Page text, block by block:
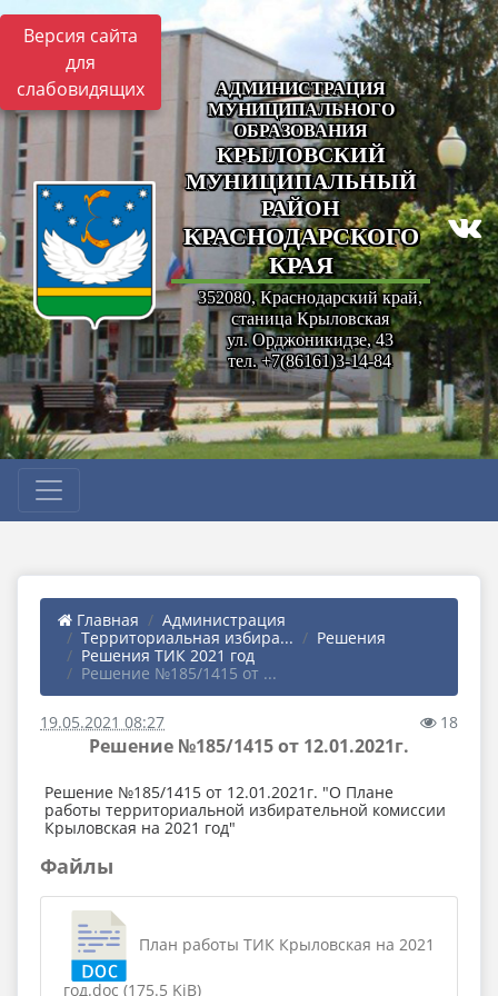
Версия сайта
для
слабовидящих
АДМИНИСТРАЦИЯ
МУНИЦИПАЛЬНОГО
ОБРАЗОВАНИЯ
КРЫЛОВСКИЙ
МУНИЦИПАЛЬНЫЙ
РАЙОН
КРАСНОДАРСКОГО
КРАЯ
352080, Краснодарский край,
станица Крыловская
ул. Орджоникидзе, 43
тел. +7(86161)3-14-84
Главная
Администрация
Территориальная избира...
Решения
Решения ТИК 2021 год
Решение №185/1415 от ...
19.05.2021 08:27 18
Решение №185/1415 от 12.01.2021г.
Решение №185/1415 от 12.01.2021г. "О Плане
работы территориальной избирательной комиссии
Крыловская на 2021 год"
Файлы
План работы ТИК Крыловская на 2021
год.doc (175.5 KiB)